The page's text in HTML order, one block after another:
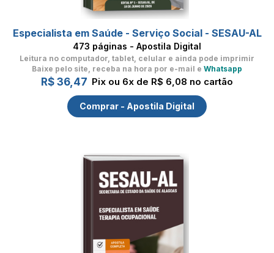
Especialista em Saúde - Serviço Social - SESAU-AL
473 páginas - Apostila Digital
Leitura no computador, tablet, celular e ainda pode imprimir
Baixe pelo site, receba na hora por e-mail e Whatsapp
R$ 36,47 Pix ou 6x de R$ 6,08 no cartão
Comprar - Apostila Digital